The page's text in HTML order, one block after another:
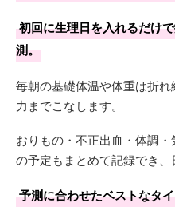
初回に生理日を入れるだけ
測。
毎朝の基礎体温や体重は折
力までこなします。
おりもの・不正出血・体調
の予定もまとめて記録でき、
予測に合わせたベストなタ